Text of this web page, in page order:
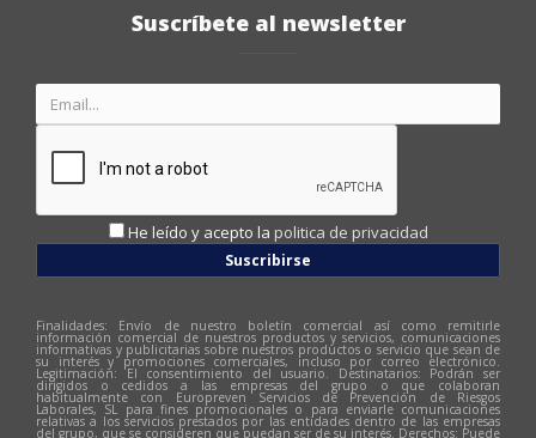
Suscríbete al newsletter
He leído y acepto la politica de privacidad
Suscribirse
Finalidades: Envío de nuestro boletín comercial así como remitirle
información comercial de nuestros productos y servicios, comunicaciones
informativas y publicitarias sobre nuestros productos o servicio que sean de
su interés y promociones comerciales, incluso por correo electrónico.
Legitimación: El consentimiento del usuario. Destinatarios: Podrán ser
dirigidos o cedidos a las empresas del grupo o que colaboran
habitualmente con Europreven Servicios de Prevención de Riesgos
Laborales, SL para fines promocionales o para enviarle comunicaciones
relativas a los servicios prestados por las entidades dentro de las empresas
del grupo, que se consideren que puedan ser de su interés. Derechos: Puede